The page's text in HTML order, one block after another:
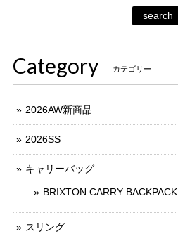
search
Category カテゴリー
2026AW新商品
2026SS
キャリーバッグ
BRIXTON CARRY BACKPACK
スリング